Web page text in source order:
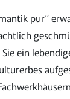
pur“
ein